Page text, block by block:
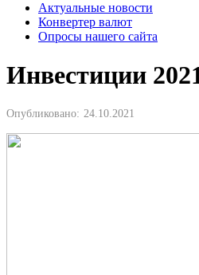
Актуальные новости
Конвертер валют
Опросы нашего сайта
Инвестиции
Опубликовано: 24.10.2021